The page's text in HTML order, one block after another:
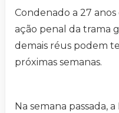
Condenado a 27
ação penal da trama
demais réus podem
próximas semanas.
Na semana passada,